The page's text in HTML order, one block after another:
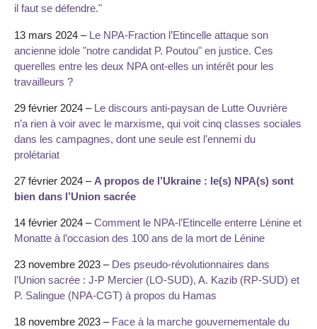
il faut se défendre."
13 mars 2024 – Le NPA-Fraction l’Etincelle attaque son
ancienne idole "notre candidat P. Poutou" en justice. Ces
querelles entre les deux NPA ont-elles un intérêt pour les
travailleurs ?
29 février 2024 – Le discours anti-paysan de Lutte Ouvrière
n’a rien à voir avec le marxisme, qui voit cinq classes sociales
dans les campagnes, dont une seule est l’ennemi du
prolétariat
27 février 2024 – A propos de l’Ukraine : le(s) NPA(s) sont
bien dans l’Union sacrée
14 février 2024 –Comment le NPA-l’Etincelle enterre Lénine et
Monatte à l’occasion des 100 ans de la mort de Lénine
23 novembre 2023 – Des pseudo-révolutionnaires dans
l’Union sacrée : J-P Mercier (LO-SUD), A. Kazib (RP-SUD) et
P. Salingue (NPA-CGT) à propos du Hamas
18 novembre 2023 – Face à la marche gouvernementale du